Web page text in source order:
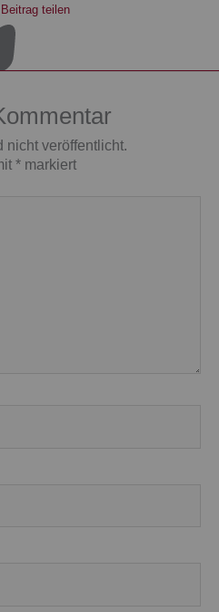
teilen
nicht veröffentlicht.
* markiert